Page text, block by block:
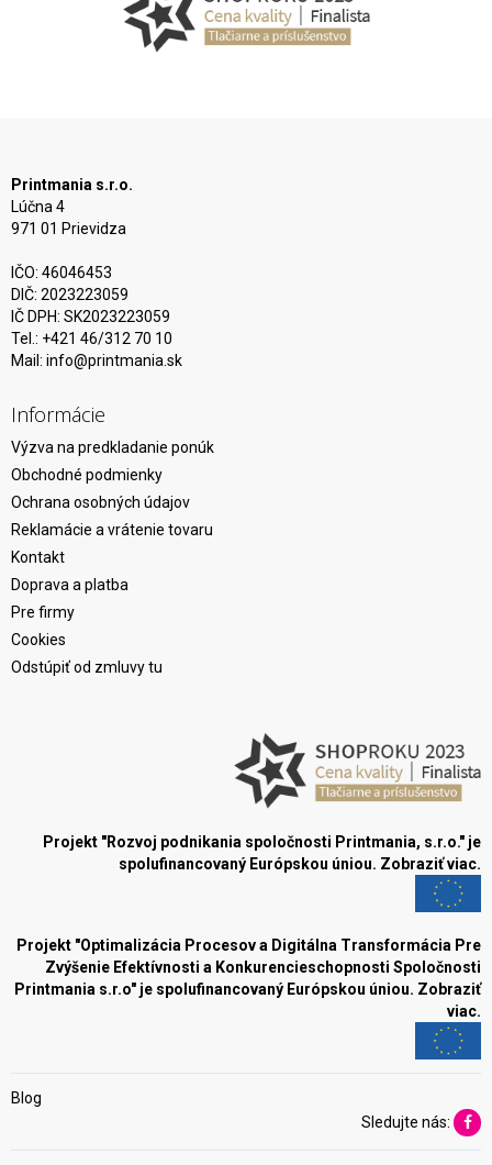
Printmania s.r.o.
Lúčna 4
971 01 Prievidza
IČO: 46046453
DIČ: 2023223059
IČ DPH: SK2023223059
Tel.: +421 46/312 70 10
Mail: info@printmania.sk
Informácie
Výzva na predkladanie ponúk
Obchodné podmienky
Ochrana osobných údajov
Reklamácie a vrátenie tovaru
Kontakt
Doprava a platba
Pre firmy
Cookies
Odstúpiť od zmluvy tu
Projekt "Rozvoj podnikania spoločnosti Printmania, s.r.o." je
spolufinancovaný Európskou úniou. Zobraziť viac.
Projekt "Optimalizácia Procesov a Digitálna Transformácia Pre
Zvýšenie Efektívnosti a Konkurencieschopnosti Spoločnosti
Printmania s.r.o" je spolufinancovaný Európskou úniou. Zobraziť
viac.
Blog
Sledujte nás: